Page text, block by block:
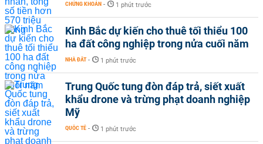
CHỨNG KHOÁN - 1 phút trước
Kinh Bắc dự kiến cho thuê tối thiểu 100
ha đất công nghiệp trong nửa cuối năm
NHÀ ĐẤT - 1 phút trước
Trung Quốc tung đòn đáp trả, siết xuất
khẩu drone và trừng phạt doanh nghiệp
Mỹ
QUỐC TẾ - 1 phút trước